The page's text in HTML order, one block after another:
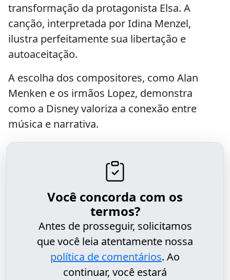
transformação da protagonista Elsa. A
canção, interpretada por Idina Menzel,
ilustra perfeitamente sua libertação e
autoaceitação.
A escolha dos compositores, como Alan
Menken e os irmãos Lopez, demonstra
como a Disney valoriza a conexão entre
música e narrativa.
Você concorda com os
termos?
Antes de prosseguir, solicitamos
que você leia atentamente nossa
política de comentários. Ao
continuar, você estará